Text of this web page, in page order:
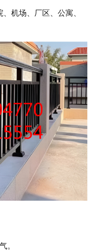
机场、厂区、公寓、
。